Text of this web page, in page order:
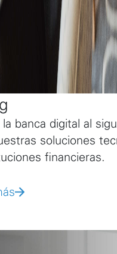
banca digital al
soluciones
financieras.